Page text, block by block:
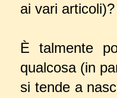
ai vari articoli)?
È talmente
qualcosa (in
si tende a